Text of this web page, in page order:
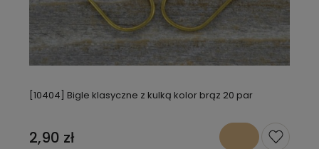
[10404] Bigle klasyczne z kulką kolor brąz 20 par
2,90 zł